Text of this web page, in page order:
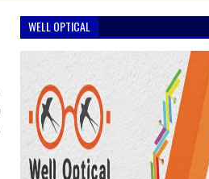
WELL OPTICAL